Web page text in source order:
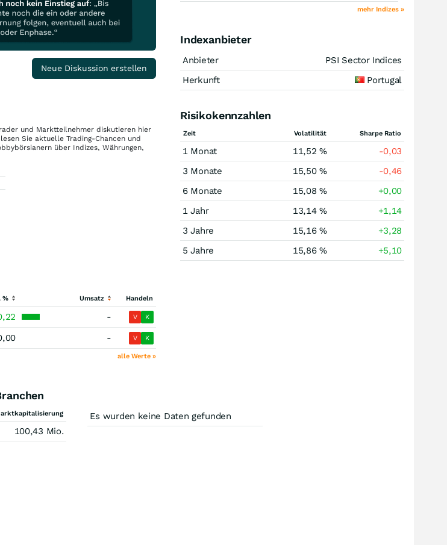
Neue Diskussion erstellen
und Marktteilnehmer diskutieren hier
Sie aktuelle Trading-Chancen und
über Indizes, Währungen,
% Umsatz Handeln
- V K
- V K
alle Werte »
mehr Indizes »
Indexanbieter
Anbieter
PSI Sector Indices
Herkunft
Portugal
Risikokennzahlen
Zeit Volatilität Sharpe Ratio
1 Monat 11,52 %
-0,03
3 Monate
15,50 %
-0,46
6 Monate
15,08 %
+0,00
1 Jahr
13,14 %
+1,14
3 Jahre
15,16 %
+3,28
5 Jahre
15,86 % +5,10
100,43 Mio.
Es wurden keine Daten gefunden